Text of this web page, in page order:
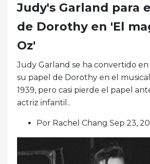
Judy's Garland para
de Dorothy en 'El
Oz'
Judy Garland se ha convertido en
su papel de Dorothy en el
1939, pero casi pierde el papel
actriz infantil..
Por Rachel Chang Sep 23,